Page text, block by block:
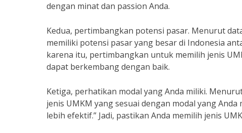
dengan minat dan passion Anda.
Kedua, pertimbangkan potensi pasar. Menurut
memiliki potensi pasar yang besar di Indonesia
karena itu, pertimbangkan untuk memilih jenis
dapat berkembang dengan baik.
Ketiga, perhatikan modal yang Anda miliki.
jenis UMKM yang sesuai dengan modal yang
lebih efektif.” Jadi, pastikan Anda memilih jenis